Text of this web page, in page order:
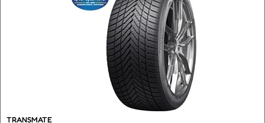
TRANSMATE